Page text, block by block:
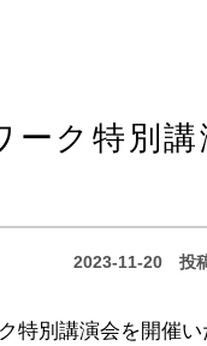
ーク特別
2023-11-20 投
特別講演会を開催い